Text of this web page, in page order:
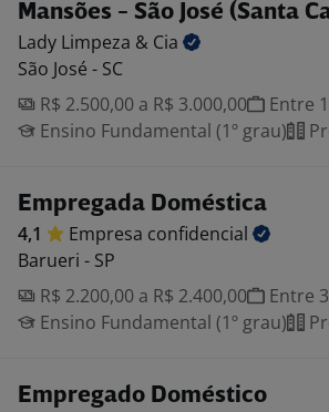
Mansões - São José (Santa
Lady Limpeza & Cia
São José - SC
R$ 2.500,00 a R$ 3.000,00
Entre
Ensino Fundamental (1º grau)
Empregada Doméstica
4,1 Empresa confidencial
Barueri - SP
R$ 2.200,00 a R$ 2.400,00
Entre
Ensino Fundamental (1º grau)
Empregado Doméstico